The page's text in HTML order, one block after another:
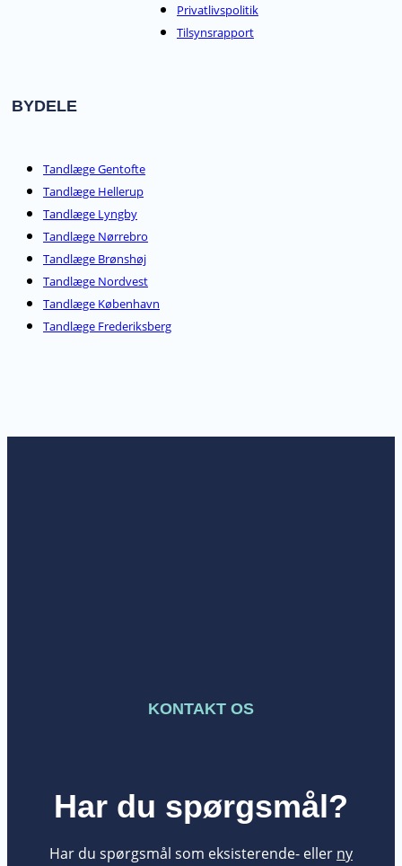
Privatlivspolitik
Tilsynsrapport
BYDELE
Tandlæge Gentofte
Tandlæge Hellerup
Tandlæge Lyngby
Tandlæge Nørrebro
Tandlæge Brønshøj
Tandlæge Nordvest
Tandlæge København
Tandlæge Frederiksberg
KONTAKT OS
Har du spørgsmål?
Har du spørgsmål som eksisterende- eller ny